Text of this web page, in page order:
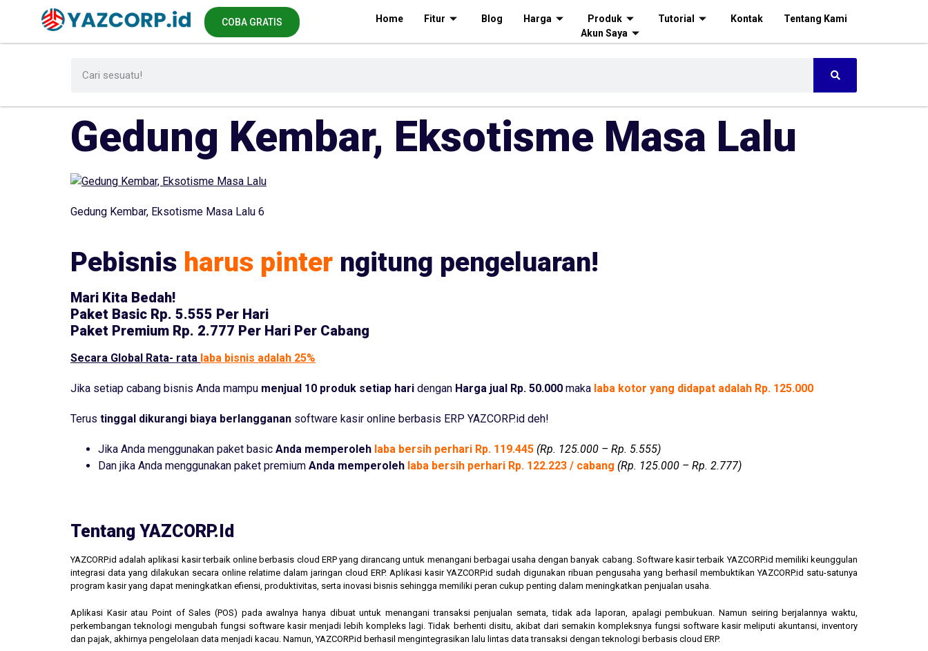
COBA GRATIS Home Fitur Blog Harga Produk Tutorial Kontak
Tentang Kami
Akun Saya
Gedung Kembar, Eksotisme Masa Lalu
Gedung Kembar, Eksotisme Masa Lalu 6
Pebisnis harus pinter ngitung pengeluaran!
Mari Kita Bedah!
Paket Basic Rp. 5.555 Per Hari
Paket Premium Rp. 2.777 Per Hari Per Cabang
Secara Global Rata- rata laba bisnis adalah 25%
Jika setiap cabang bisnis Anda mampu menjual 10 produk setiap hari dengan Harga jual Rp. 50.000 maka laba kotor yang didapat adalah Rp. 125.000
Terus tinggal dikurangi biaya berlangganan software kasir online berbasis ERP YAZCORP.id deh!
Jika Anda menggunakan paket basic Anda memperoleh laba bersih perhari Rp. 119.445 (Rp. 125.000 – Rp. 5.555)
Dan jika Anda menggunakan paket premium Anda memperoleh laba bersih perhari Rp. 122.223 / cabang (Rp. 125.000 – Rp. 2.777)
Tentang YAZCORP.id
YAZCORP.id adalah aplikasi kasir terbaik online berbasis cloud ERP yang dirancang untuk menangani berbagai usaha dengan banyak cabang. Software kasir terbaik YAZCORP.id memiliki keunggulan
integrasi data yang dilakukan secara online relatime dalam jaringan cloud ERP. Aplikasi kasir YAZCORP.id sudah digunakan ribuan pengusaha yang berhasil membuktikan YAZCORP.id satu-satunya
program kasir yang dapat meningkatkan efiensi, produktivitas, serta inovasi bisnis sehingga memiliki peran cukup penting dalam meningkatkan penjualan usaha.
Aplikasi Kasir atau Point of Sales (POS) pada awalnya hanya dibuat untuk menangani transaksi penjualan semata, tidak ada laporan, apalagi pembukuan. Namun seiring berjalannya waktu,
perkembangan teknologi mengubah fungsi software kasir menjadi lebih kompleks lagi. Tidak berhenti disitu, akibat dari semakin kompleksnya fungsi software kasir meliputi akuntansi, inventory
dan pajak, akhirnya pengelolaan data menjadi kacau. Namun, YAZCORP.id berhasil mengintegrasikan lalu lintas data transaksi dengan teknologi berbasis cloud ERP.